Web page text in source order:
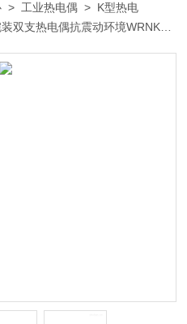
> 工业热电偶 > K型热电
双支热电偶抗震动环境WRNK2-